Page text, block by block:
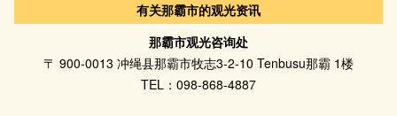
有关那霸市的观光资讯
那霸市观光咨询处
〒 900-0013 冲绳县那霸市牧志3-2-10 Tenbusu那霸 1楼
TEL：098-868-4887